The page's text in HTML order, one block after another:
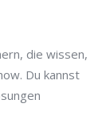
die wissen,
Du kannst